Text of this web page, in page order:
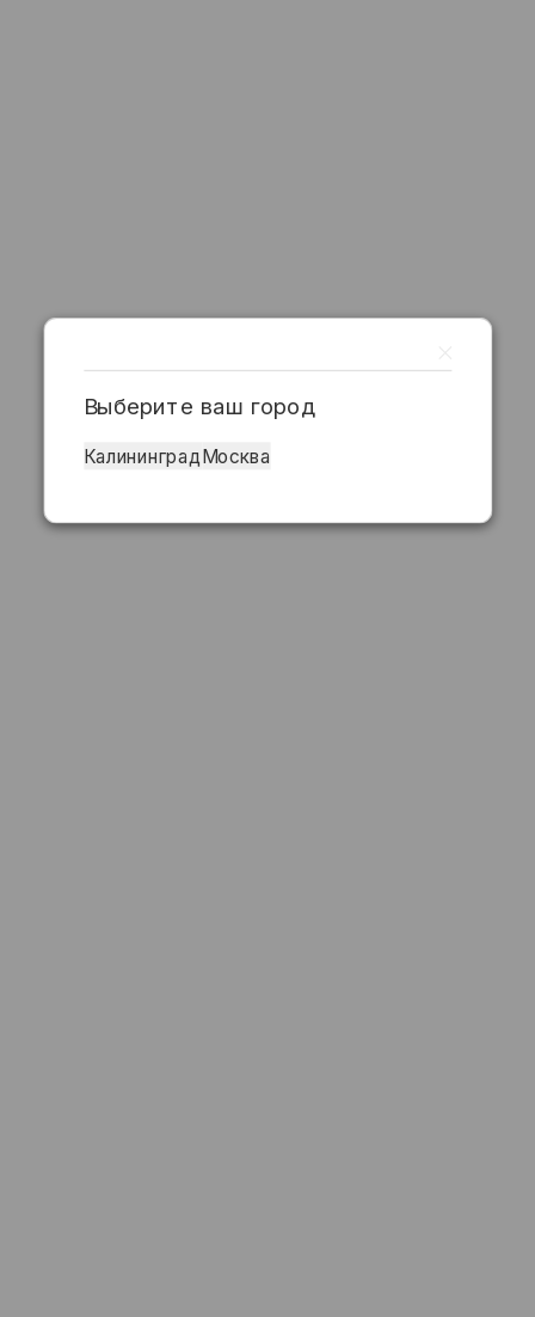
Выберите ваш город
КалининградМосква